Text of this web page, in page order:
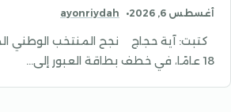
أغسطس 6, 2026 ayonriydah
كتبت: آية حجاج نجح المنتخب الوطني
18 عامًا، في خطف بطاقة العبور إلى…